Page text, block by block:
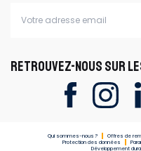
RETROUVEZ-NOUS SUR
Qui sommes-nous ? Offres de
Protection des données
Développement